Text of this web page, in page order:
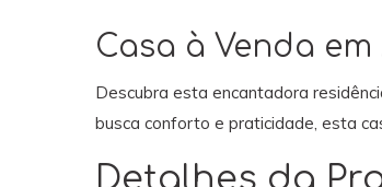
Casa à Venda
Descubra esta encantadora
busca conforto e praticidade, esta
Detalhes da